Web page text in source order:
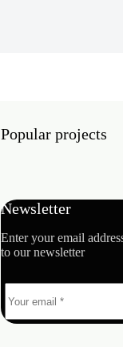
Popular projects
Newsletter
Enter your email
to our newsletter